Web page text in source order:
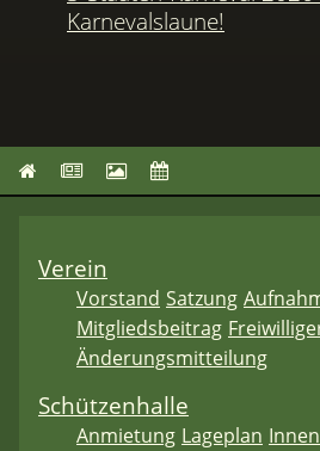
Karnevalslaune!
Verein
Vorstand Satzung
Mitgliedsbeitrag
Änderungsmitteilung
Schützenhalle
Anmietung Lageplan